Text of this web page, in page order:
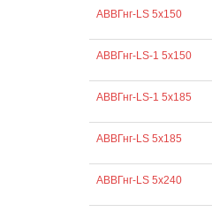
АВВГнг-LS 5х150
АВВГнг-LS-1 5х150
АВВГнг-LS-1 5х185
АВВГнг-LS 5х185
АВВГнг-LS 5х240